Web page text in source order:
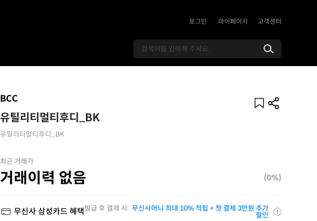
로그인 마이페이지 고객센터
BCC
유틸리티멀티후디_BK
유틸리티멀티후디_BK
최근 거래가
거래이력 없음 (0%)
무신사 삼성카드 혜택발급 후 결제 시 무신사머니 최대 10% 적립 + 첫 결제 3만원 추가
할인